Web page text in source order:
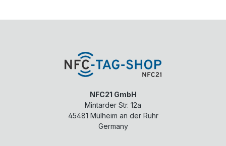
NFC21 GmbH
Mintarder Str. 12a
45481 Mülheim an der Ruhr
Germany